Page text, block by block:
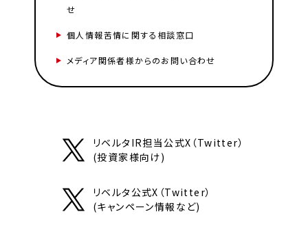
せ
個人情報苦情に関する相談窓口
メディア関係者様からのお問い合わせ
リベルタIR担当公式X（Twitter）
(投資家様向け)
リベルタ公式X（Twitter）
(キャンペーン情報など)